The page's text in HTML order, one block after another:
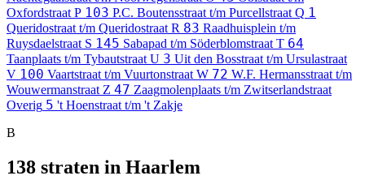
Oxfordstraat P 103 P.C. Boutensstraat t/m Purcellstraat Q 1
Queridostraat t/m Queridostraat R 83 Raadhuisplein t/m
Ruysdaelstraat S 145 Sabapad t/m Söderblomstraat T 64
Taanplaats t/m Tybautstraat U 3 Uit den Bosstraat t/m Ursulastraat
V 100 Vaartstraat t/m Vuurtonstraat W 72 W.F. Hermansstraat t/m
Wouwermanstraat Z 47 Zaagmolenplaats t/m Zwitserlandstraat
Overig 5 't Hoenstraat t/m 't Zakje
B
138 straten in Haarlem